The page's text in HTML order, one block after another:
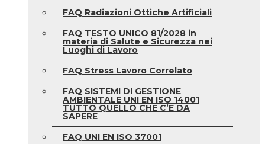
FAQ Radiazioni Ottiche Artificiali
FAQ TESTO UNICO 81/2028 in
materia di Salute e Sicurezza nei
Luoghi di Lavoro
FAQ Stress Lavoro Correlato
FAQ SISTEMI DI GESTIONE
AMBIENTALE UNI EN ISO 14001
TUTTO QUELLO CHE C’È DA
SAPERE
FAQ UNI EN ISO 37001